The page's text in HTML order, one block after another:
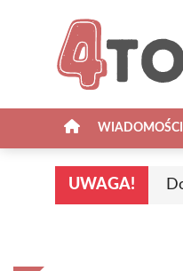
WIADOMOŚCI
UWAGA!